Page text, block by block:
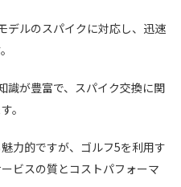
デルのスパイクに対応し、迅速
識が豊富で、スパイク交換に関
。
力的ですが、ゴルフ5を利用す
ビスの質とコストパフォーマ